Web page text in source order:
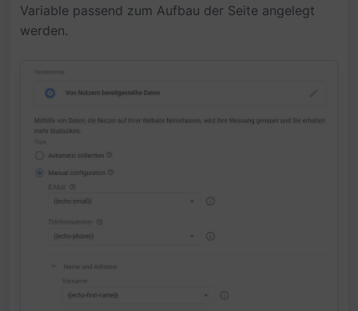
Variable passend zum Aufbau der Seite angelegt
werden.